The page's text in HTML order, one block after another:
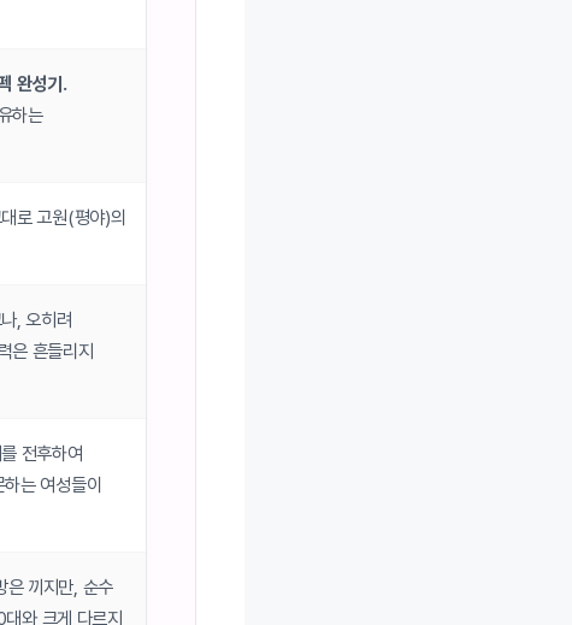
완성기.
하는
로 고원(평야)의
, 오히려
은 흔들리지
전후하여
는 여성들이
은 끼지만, 순수
대와 크게 다르지